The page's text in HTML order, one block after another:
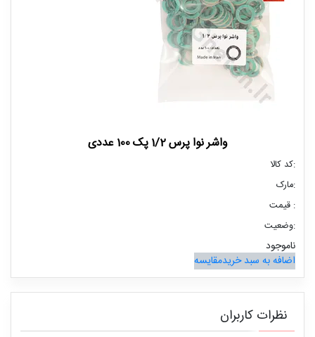
واشر نوا پرس 1/2 پک 100 عددی
کد کالا:
مارک:
قیمت :
وضعیت:
ناموجود
اضافه به سبد خریدمقایسه
نظرات کاربران